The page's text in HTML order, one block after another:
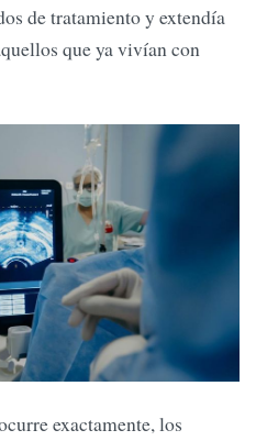
de tratamiento y extendía
que ya vivían con
exactamente, los